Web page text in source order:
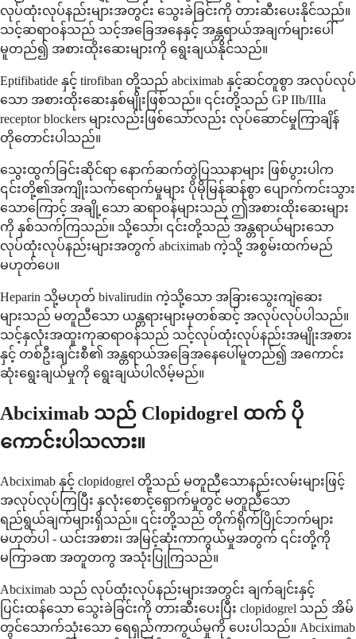
လုပ်ထုံးလုပ်နည်းများအတွင်း သွေးခဲခြင်းကို တားဆီးပေးနိုင်သည်။
သင့်ဆရာဝန်သည် သင့်အခြေအနေနှင့် အန္တရာယ်အချက်များပေါ်
မူတည်၍ အစားထိုးဆေးများကို ရွေးချယ်နိုင်သည်။
Eptifibatide နှင့် tirofiban တို့သည် abciximab နှင့်ဆင်တူစွာ အလုပ်လုပ်
သော အစားထိုးဆေးနှစ်မျိုးဖြစ်သည်။ ၎င်းတို့သည် GP IIb/IIIa
receptor blockers များလည်းဖြစ်သော်လည်း လုပ်ဆောင်မှုကြာချိန်
တိုတောင်းပါသည်။
သွေးထွက်ခြင်းဆိုင်ရာ နောက်ဆက်တွဲပြဿနာများ ဖြစ်ပွားပါက
၎င်းတို့၏အကျိုးသက်ရောက်မှုများ ပိုမိုမြန်ဆန်စွာ ပျောက်ကင်းသွား
သောကြောင့် အချို့သော ဆရာဝန်များသည် ဤအစားထိုးဆေးများ
ကို နှစ်သက်ကြသည်။ သို့သော်၊ ၎င်းတို့သည် အန္တရာယ်များသော
လုပ်ထုံးလုပ်နည်းများအတွက် abciximab ကဲ့သို့ အစွမ်းထက်မည်
မဟုတ်ပေ။
Heparin သို့မဟုတ် bivalirudin ကဲ့သို့သော အခြားသွေးကျဲဆေး
များသည် မတူညီသော ယန္တရားများမှတစ်ဆင့် အလုပ်လုပ်ပါသည်။
သင့်နှလုံးအထူးကုဆရာဝန်သည် သင့်လုပ်ထုံးလုပ်နည်းအမျိုးအစား
နှင့် တစ်ဦးချင်းစီ၏ အန္တရာယ်အခြေအနေပေါ်မူတည်၍ အကောင်း
ဆုံးရွေးချယ်မှုကို ရွေးချယ်ပါလိမ့်မည်။
Abciximab သည် Clopidogrel ထက် ပို
ကောင်းပါသလား။
Abciximab နှင့် clopidogrel တို့သည် မတူညီသောနည်းလမ်းများဖြင့်
အလုပ်လုပ်ကြပြီး နှလုံးစောင့်ရှောက်မှုတွင် မတူညီသော
ရည်ရွယ်ချက်များရှိသည်။ ၎င်းတို့သည် တိုက်ရိုက်ပြိုင်ဘက်များ
မဟုတ်ပါ - ယင်းအစား၊ အမြင့်ဆုံးကာကွယ်မှုအတွက် ၎င်းတို့ကို
မကြာခဏ အတူတကွ အသုံးပြုကြသည်။
Abciximab သည် လုပ်ထုံးလုပ်နည်းများအတွင်း ချက်ချင်းနှင့်
ပြင်းထန်သော သွေးခဲခြင်းကို တားဆီးပေးပြီး clopidogrel သည် အိမ်
တွင်သောက်သုံးသော ရေရှည်ကာကွယ်မှုကို ပေးပါသည်။ Abciximab